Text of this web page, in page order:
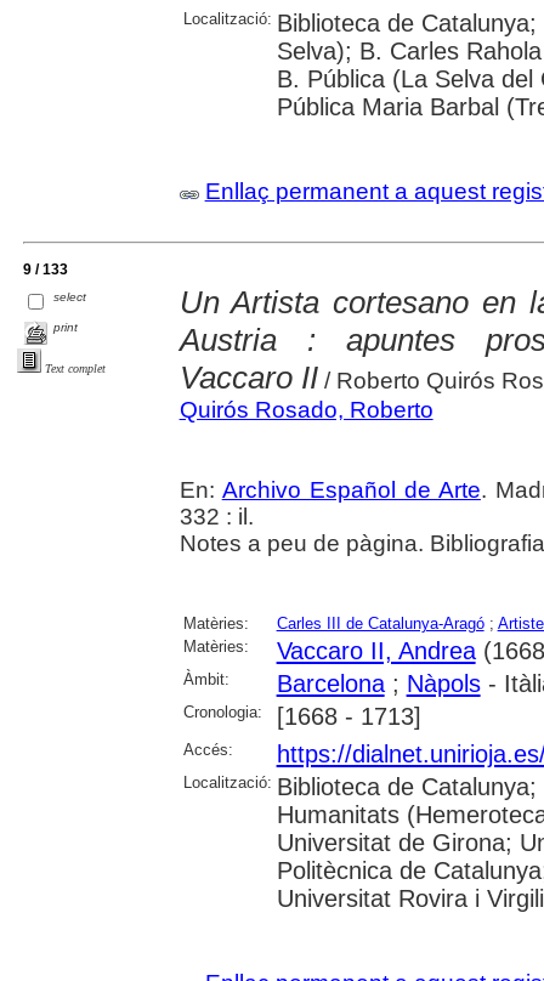
Localització: Biblioteca de
Selva); B. Carles
B. Pública (La Selva
Pública Maria Barbal
Enllaç permanent a aquest
9 / 133
select
print
Text complet
Un Artista cortesano en
Austria : apuntes
Vaccaro II / Roberto Quirós
Quirós Rosado, Roberto
En: Archivo Español de Arte.
332 : il.
Notes a peu de pàgina.
Matèries: Carles III de Catalunya-Aragó;
Matèries:
Vaccaro II, Andrea
Àmbit: Barcelona; Nàpols-
Cronologia: [1668 - 1713]
Accés: https://
Localització: Biblioteca de
Humanitats
Universitat de Girona;
Politècnica de
Universitat Rovira i Virgili